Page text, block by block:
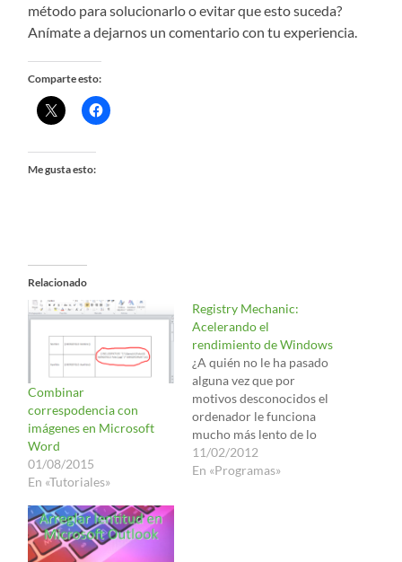
método para solucionarlo o evitar que esto suceda?
Anímate a dejarnos un comentario con tu experiencia.
Comparte esto:
Me gusta esto:
Relacionado
Combinar
correspodencia con
imágenes en Microsoft
Word
01/08/2015
En «Tutoriales»
Registry Mechanic:
Acelerando el
rendimiento de Windows
¿A quién no le ha pasado
alguna vez que por
motivos desconocidos el
ordenador le funciona
mucho más lento de lo
que debería (Muchas
veces sin ni siquiera haber
11/02/2012
En «Programas»